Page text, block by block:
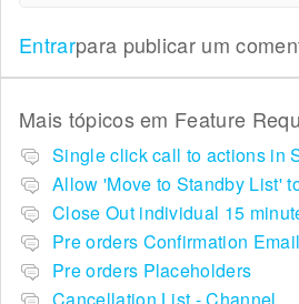
Entrarpara publicar um
Mais tópicos em Feature
Single click call to actions in
Close Out individual 15
Pre orders Confirmation Email
Pre orders Placeholders